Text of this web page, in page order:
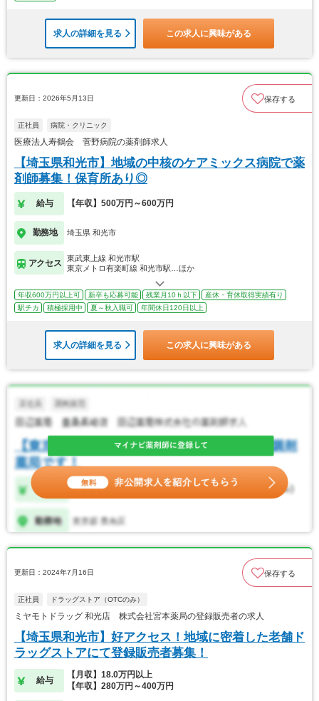
求人の詳細を見る この求人に興味がある
更新日：2026年5月13日 保存する
正社員 病院・クリニック
医療法人寿鶴会 菅野病院の薬剤師求人
【埼玉県和光市】地域の中核のケアミックス病院で薬
剤師募集！保育所あり◎
給与 【年収】500万円～600万円
勤務地 埼玉県 和光市
アクセス
東武東上線 和光市駅
東京メトロ有楽町線 和光市駅…ほか
年収600万円以上可 新卒も応募可能 残業月10ｈ以下
産休・育休取得実績有り
駅チカ
積極採用中 夏～秋入職可 年間休日120日以上
求人の詳細を見る この求人に興味がある
更新日：2024年7月16日 保存する
正社員 ドラッグストア（OTCのみ）
ミヤモトドラッグ 和光店 株式会社宮本薬局の登録販売者の求人
【埼玉県和光市】好アクセス！地域に密着した老舗ド
ラッグストアにて登録販売者募集！
給与
【月収】18.0万円以上
【年収】280万円～400万円